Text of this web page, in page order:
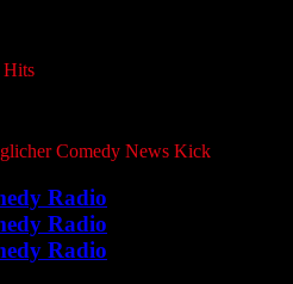
Hits
Comedy News Kick